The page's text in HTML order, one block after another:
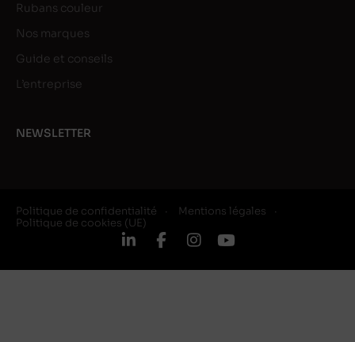
Rubans couleur
Nos marques
Guide et conseils
L’entreprise
NEWSLETTER
Politique de confidentialité
Mentions légales
Politique de cookies (UE)